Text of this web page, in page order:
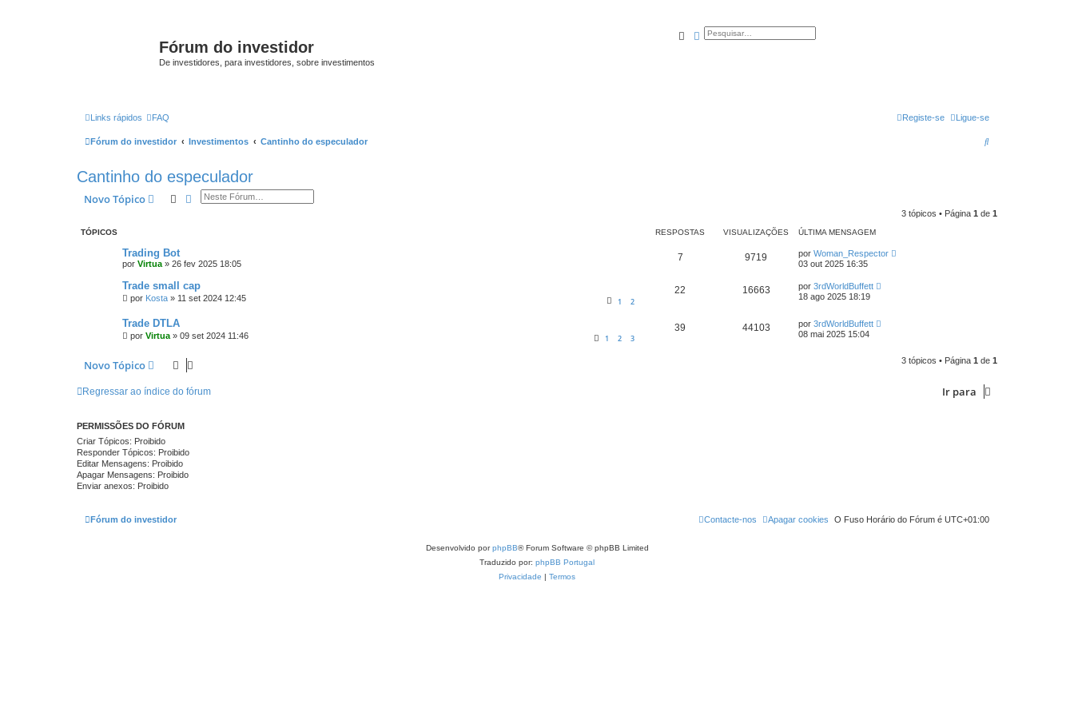
Fórum do investidor
De investidores, para investidores, sobre investimentos
Pesquisar
Pesquisa avançada
Links rápidos FAQ Ligue-se
Registe-se
Fórum do investidor Investimentos Cantinho do especulador
P
u
Cantinho do especulador
Novo Tópico Pesquisar
Pesquisa avançada
3 tópicos • Página 1 de 1
TÓPICOS RESPOSTAS VISUALIZAÇÕES ÚLTIMA MENSAGEM
Trading Bot
por Virtua » 26 fev 2025 18:05
7 9719 por Woman_Respector
03 out 2025 16:35
Trade small cap
por Kosta » 11 set 2024 12:45 1 2
22 16663 por 3rdWorldBuffett
18 ago 2025 18:19
Trade DTLA
por Virtua » 09 set 2024 11:46 1 2 3
39 44103 por 3rdWorldBuffett
08 mai 2025 15:04
Novo Tópico 3 tópicos • Página 1 de 1
Regressar ao índice do fórum Ir para
PERMISSÕES DO FÓRUM
Criar Tópicos: Proibido
Responder Tópicos: Proibido
Editar Mensagens: Proibido
Apagar Mensagens: Proibido
Enviar anexos: Proibido
Fórum do investidor O Fuso Horário do Fórum é UTC+01:00
Apagar cookies
Contacte-nos
Desenvolvido porphpBB® Forum Software © phpBB Limited
Traduzido por: phpBB Portugal
Privacidade | Termos